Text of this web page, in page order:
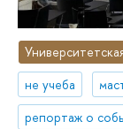
не учеба
репортаж о